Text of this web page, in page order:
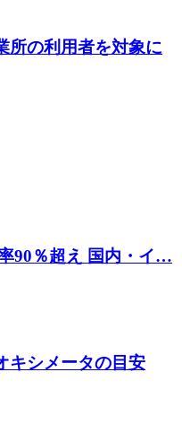
所の利用者を対象に
90％超え 国内・イ…
キシメータの目安